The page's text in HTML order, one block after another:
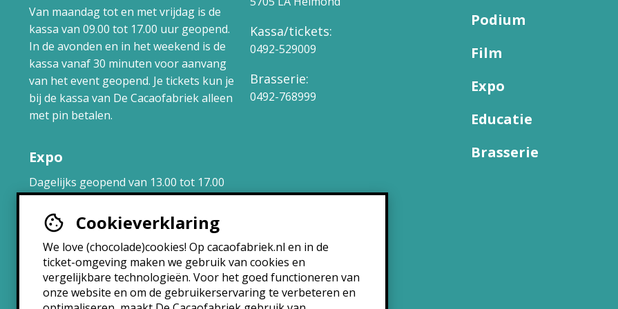
Cookieverklaring
We love (chocolade)cookies! Op cacaofabriek.nl en in de
ticket-omgeving maken we gebruik van cookies en
vergelijkbare technologieën. Voor het goed functioneren van
onze website en om de gebruikerservaring te verbeteren en
Van maandag tot en met vrijdag is de
kassa van 09.00 tot 17.00 uur geopend.
In de avonden en in het weekend is de
kassa vanaf 30 minuten voor aanvang
van het event geopend. Je tickets kun je
bij de kassa van De Cacaofabriek alleen
met pin betalen.
Expo
Dagelijks geopend van 13.00 tot 17.00
uur.
Brasserie
Maandag: 10:30 – 22:30
Dinsdag: 10:30 – 22:30
Woensdag: 10:30 – 22:30
Kassa/tickets:
0492-529009
Brasserie:
0492-768999
Podium
Film
Expo
Educatie
Brasserie